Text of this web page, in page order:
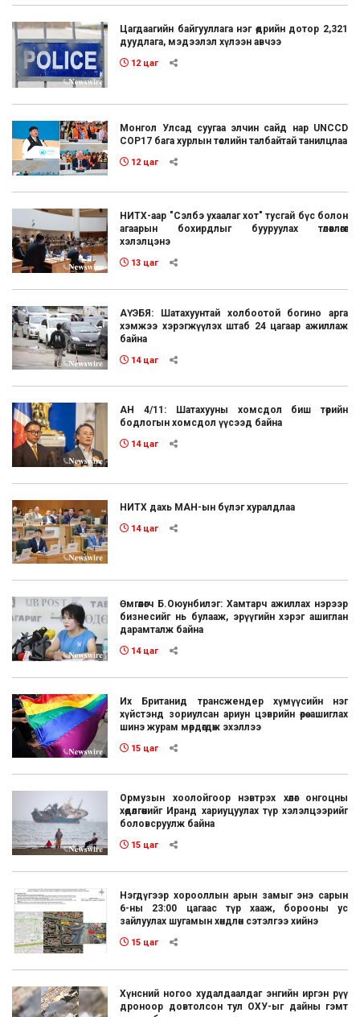
Цагдаагийн байгууллага нэг өдрийн дотор 2,321
дуудлага, мэдээлэл хүлээн авчээ
12 цаг
Монгол Улсад суугаа элчин сайд нар UNCCD
COP17 бага хурлын төслийн талбайтай танилцлаа
12 цаг
НИТХ-аар "Сэлбэ ухаалаг хот" тусгай бүс болон
агаарын бохирдлыг бууруулах төлөвлөгөөг
хэлэлцэнэ
13 цаг
АҮЭБЯ: Шатахуунтай холбоотой богино арга
хэмжээ хэрэгжүүлэх штаб 24 цагаар ажиллаж
байна
14 цаг
АН 4/11: Шатахууны хомсдол биш төрийн
бодлогын хомсдол үүсээд байна
14 цаг
НИТХ дахь МАН-ын бүлэг хуралдлаа
14 цаг
Өмгөөлөгч Б.Оюунбилэг: Хамтарч ажиллах нэрээр
бизнесийг нь булааж, эрүүгийн хэрэг ашиглан
дарамталж байна
14 цаг
Их Британид трансжендер хүмүүсийн нэг
хүйстэнд зориулсан ариун цэврийн өрөө ашиглах
шинэ журам мөрдөгдөж эхэллээ
15 цаг
Ормузын хоолойгоор нэвтрэх хөлөг онгоцны
хөдөлгөөнийг Иранд хариуцуулах түр хэлэлцээрийг
боловсруулж байна
15 цаг
Нэгдүгээр хорооллын арын замыг энэ сарын
6-ны 23:00 цагаас түр хааж, борооны ус
зайлуулах шугамын хөндлөн сэтэлгээ хийнэ
15 цаг
Хүнсний ногоо худалдаалдаг энгийн иргэн рүү
дроноор довтолсон тул ОХУ-ыг дайны гэмт